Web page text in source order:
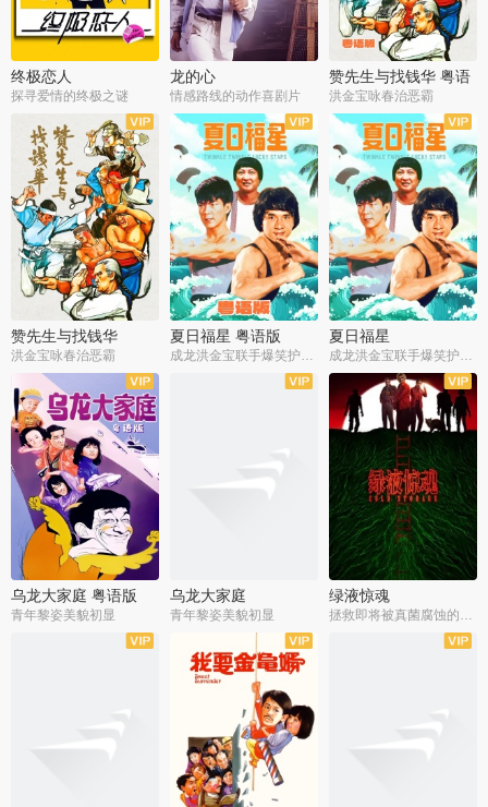
终极恋人
探寻爱情的终极之谜
龙的心
情感路线的动作喜剧片
赞先生与找钱华 粤语
版
洪金宝咏春治恶霸
赞先生与找钱华
洪金宝咏春治恶霸
夏日福星 粤语版
成龙洪金宝联手爆笑护美女
夏日福星
成龙洪金宝联手爆笑护美女
乌龙大家庭 粤语版
青年黎姿美貌初显
乌龙大家庭
青年黎姿美貌初显
绿液惊魂
拯救即将被真菌腐蚀的世界